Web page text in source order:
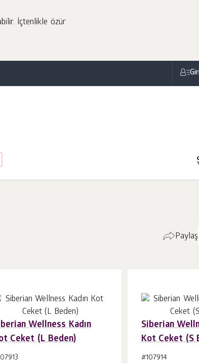
İçtenlikle özür
Paylaş
Wellness Kadın
Ceket (L Beden)
Siberian
Kot Ceket (S
#107914